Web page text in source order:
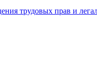
трудовых прав и